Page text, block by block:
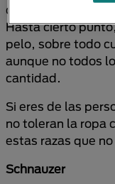
con la ropa llena
Hasta cierto
pelo, sobre todo
aunque no todos
cantidad.
Si eres de las
no toleran la ropa
estas razas que
Schnauzer